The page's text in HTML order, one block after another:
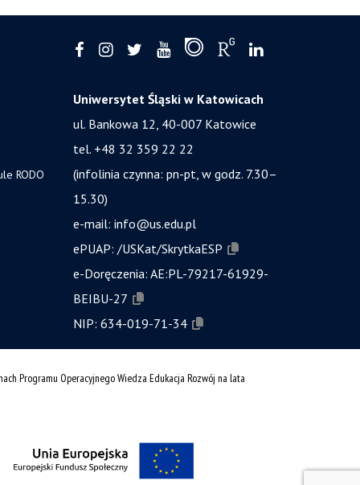
RODO
Uniwersytet Śląski w Katowicach
ul. Bankowa 12, 40-007 Katowice
tel. +48 32 359 22 22
(infolinia czynna: pn-pt, w godz. 7.30–
15.30)
e-mail: info@us.edu.pl
ePUAP: /USKat/SkrytkaESP
e-Doręczenia: AE:PL-79217-61929-
BEIBU-27
NIP: 634-019-71-34
Programu Operacyjnego Wiedza Edukacja Rozwój na lata